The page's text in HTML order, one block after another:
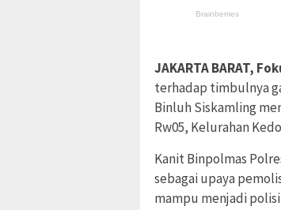
JAKARTA BARAT,
terhadap timbulnya
Binluh Siskamling
Rw05, Kelurahan
Kanit Binpolmas
sebagai upaya
mampu menjadi